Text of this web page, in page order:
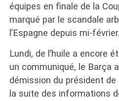
équipes en finale de la
marqué par le scandale
l’Espagne depuis mi-février.
Lundi, de l’huile a encore
un communiqué, le Barça
démission du président de
la suite des informations